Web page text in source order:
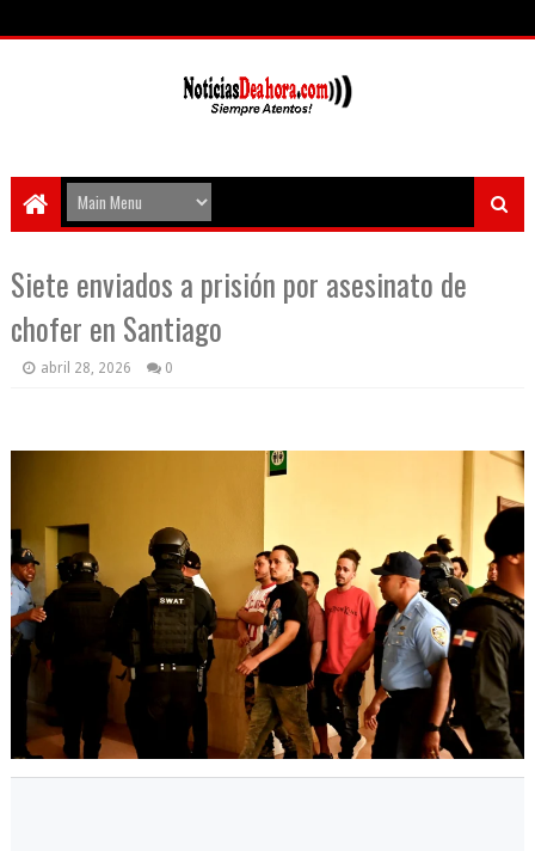
Siete enviados a prisión por asesinato de
chofer en Santiago
abril 28, 2026 0